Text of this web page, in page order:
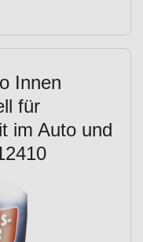
Innen
für
im Auto und